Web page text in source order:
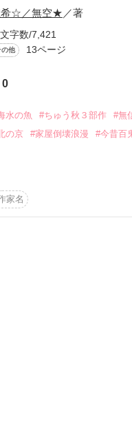
希☆／無空★ ／著
字数/7,421
の他 13ページ
0
水の魚 #ちゅう秋３部作 #無
の京 #家屋倒壊浪漫 #今昔百
達です。朝紀に続き朝真と
今は昔の話。24.09.03.宝希☆
家名